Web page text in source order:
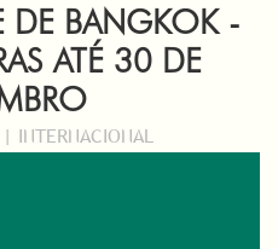
DE BANGKOK -
ATÉ 30 DE
INTERNACIONAL